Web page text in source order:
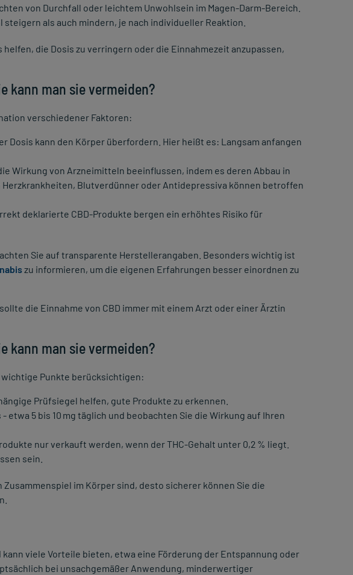
von Durchfall oder leichtem Unwohlsein im Magen-Darm-Bereich.
als auch mindern, je nach individueller Reaktion.
die Dosis zu verringern oder die Einnahmezeit anzupassen,
kann man sie vermeiden?
verschiedener Faktoren:
Dosis kann den Körper überfordern. Hier heißt es: Langsam anfangen
Wirkung von Arzneimitteln beeinflussen, indem es deren Abbau in
Blutverdünner oder Antidepressiva können betroffen
deklarierte CBD-Produkte bergen ein erhöhtes Risiko für
Sie auf transparente Herstellerangaben. Besonders wichtig ist
zu informieren, um die eigenen Erfahrungen besser einordnen zu
die Einnahme von CBD immer mit einem Arzt oder einer Ärztin
kann man sie vermeiden?
wichtige Punkte berücksichtigen:
Prüfsiegel helfen, gute Produkte zu erkennen.
5 bis 10 mg täglich und beobachten Sie die Wirkung auf Ihren
nur verkauft werden, wenn der THC-Gehalt unter 0,2 % liegt.
sein.
Zusammenspiel im Körper sind, desto sicherer können Sie die
viele Vorteile bieten, etwa eine Förderung der Entspannung oder
bei unsachgemäßer Anwendung, minderwertiger